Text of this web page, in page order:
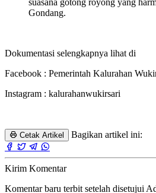
Gondang.
Dokumentasi selengkapnya lihat di
Facebook : Pemerintah Kalurahan
Instagram : kalurahanwukirsari
Cetak Artikel Bagikan artikel ini:
Kirim Komentar
Komentar baru terbit setelah disetujui